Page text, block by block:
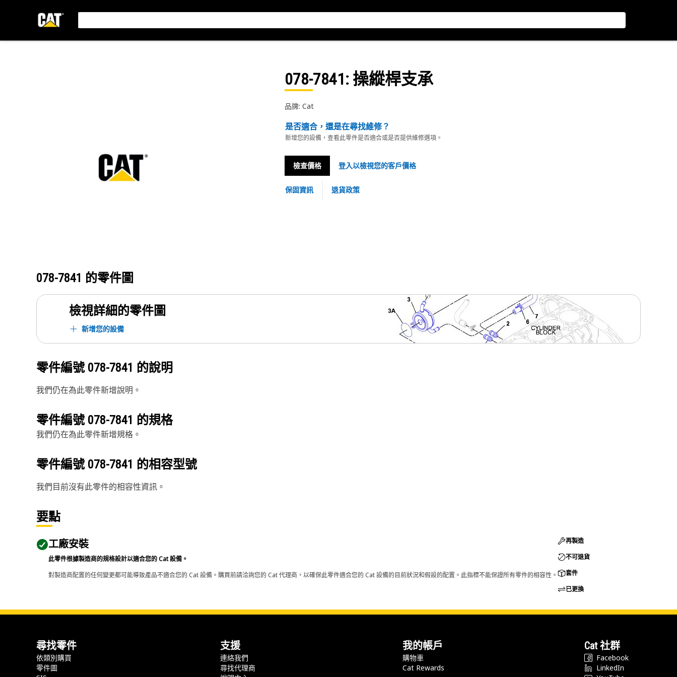
078-7841: 操縱桿支承
品牌: Cat
是否適合，還是在尋找維修？
新增您的設備，查看此零件是否適合或是否提供維修選項。
檢查價格 登入以檢視您的客戶價格
保固資訊 退貨政策
078-7841 的零件圖
檢視詳細的零件圖
新增您的設備
零件編號 078-7841 的說明
我們仍在為此零件新增說明。
零件編號 078-7841 的規格
我們仍在為此零件新增規格。
零件編號 078-7841 的相容型號
我們目前沒有此零件的相容性資訊。
要點
工廠安裝
此零件根據製造商的規格設計以適合您的 Cat 設備。
對製造商配置的任何變更都可能導致產品不適合您的 Cat 設備。購買前請洽詢您的 Cat 代理商，以確保此零件適合您的 Cat 設備的目前狀況和假設的配置。此指標不能保證所有零件的相容性。
再製造
不可退貨
套件
已更換
尋找零件
依類別購買
零件圖
支援
連絡我們
尋找代理商
我的帳戶
購物車
Cat Rewards
Cat 社群
Facebook
LinkedIn